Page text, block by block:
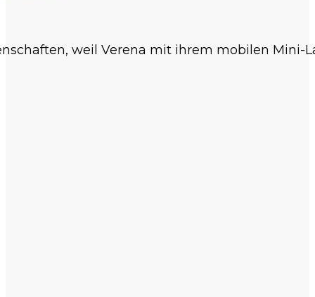
weil Verena mit ihrem mobilen